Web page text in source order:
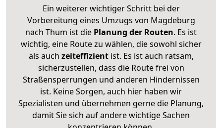
Ein weiterer wichtiger Schritt bei der
Vorbereitung eines Umzugs von Magdeburg
nach Thum ist die Planung der Routen. Es ist
wichtig, eine Route zu wählen, die sowohl sicher
als auch zeiteffizientist. Es ist auch ratsam,
sicherzustellen, dass die Route frei von
Straßensperrungen und anderen Hindernissen
ist. Keine Sorgen, auch hier haben wir
Spezialisten und übernehmen gerne die Planung,
damit Sie sich auf andere wichtige Sachen